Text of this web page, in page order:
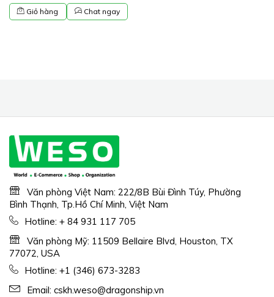
ShirtsGiỏ hàng Chat ngay
Văn phòng Việt Nam: 222/8B Bùi Đình Túy, Phường
Bình Thạnh, Tp.Hồ Chí Minh, Việt Nam
Hotline: + 84 931 117 705
Văn phòng Mỹ: 11509 Bellaire Blvd, Houston, TX
77072, USA
Hotline: +1 (346) 673-3283
Email: cskh.weso@dragonship.vn